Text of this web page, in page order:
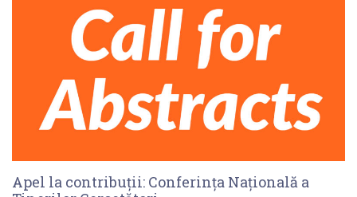
Apel la contribuții: Conferința Națională a